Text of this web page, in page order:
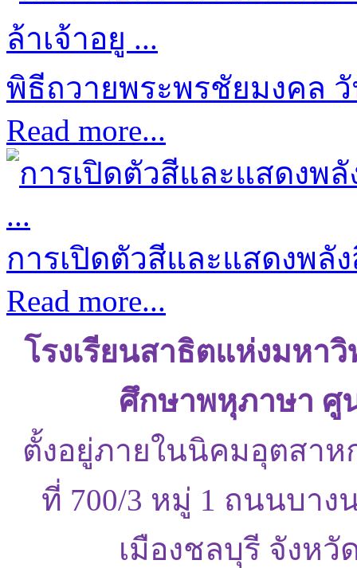
พิธีถวายพระพรชัยมงคล
Read more...
การเปิดตัวสีและแสดงพลั
Read more...
โรงเรียนสาธิตแห่งมหา
ศึกษาพหุภาษา ศู
ตั้งอยู่ภายในนิคมอุตสาห
ที่ 700/3 หมู่ 1 ถนนบาง
เมืองชลบุรี จังห